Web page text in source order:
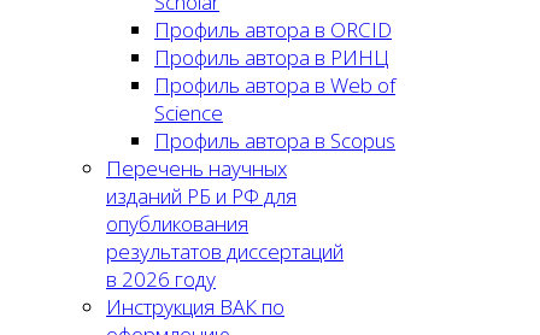
Профиль автора в ORCID
Профиль автора в РИНЦ
Профиль автора в Web of
Science
Профиль автора в Scopus
Перечень научных
изданий РБ и РФ для
опубликования
результатов диссертаций
в 2026 году
Инструкция ВАК по